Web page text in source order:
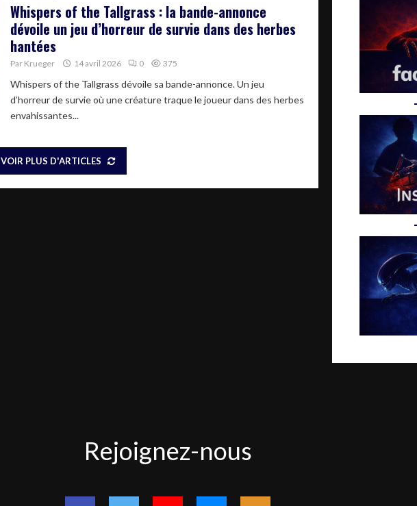
Whispers of the Tallgrass : la bande-annonce
dévoile un jeu d’horreur de survie dans des herbes
hantées
Par Krueger 14 avril 2026 0 375
Whispers of the Tallgrass dévoile sa bande-annonce. Un jeu
d’horreur de survie où une créature traque le joueur dans des herbes
envahissantes...
VOIR PLUS D'ARTICLES
nous
Rejoignez-nous